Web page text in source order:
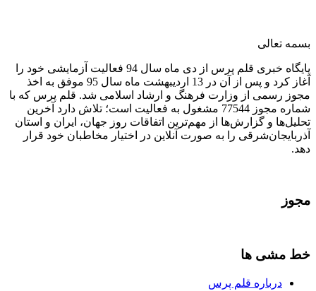
بسمه تعالی
پایگاه خبری قلم پرس از دی ماه سال 94 فعالیت آزمایشی خود را
آغاز کرد و پس از آن در 13 اردیبهشت ماه سال 95 موفق به اخذ
مجوز رسمی از وزارت فرهنگ و ارشاد اسلامی شد. قلم پرس که با
شماره مجوز 77544 مشغول به فعالیت است؛ تلاش دارد آخرین
تحلیل‌ها و گزارش‌ها از مهم‌ترین اتفاقات روز جهان، ایران و استان
آذربایجان‌شرقی را به صورت آنلاین در اختیار مخاطبان خود قرار
دهد.
مجوز
خط مشی ها
درباره قلم پرس